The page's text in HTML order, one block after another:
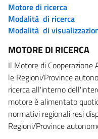
Motore di ricerca
Modalità di ricerca
Modalità di
MOTORE DI RICERCA
Il Motore di Cooperazione
le Regioni/Province
ricerca all'interno
motore è alimentato
normativi regionali resi
Regioni/Province